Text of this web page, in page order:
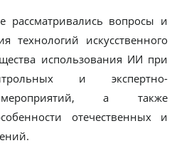
вопросы и
технологий искусственного
использования ИИ при
и экспертно-
мероприятий, а также
отечественных и